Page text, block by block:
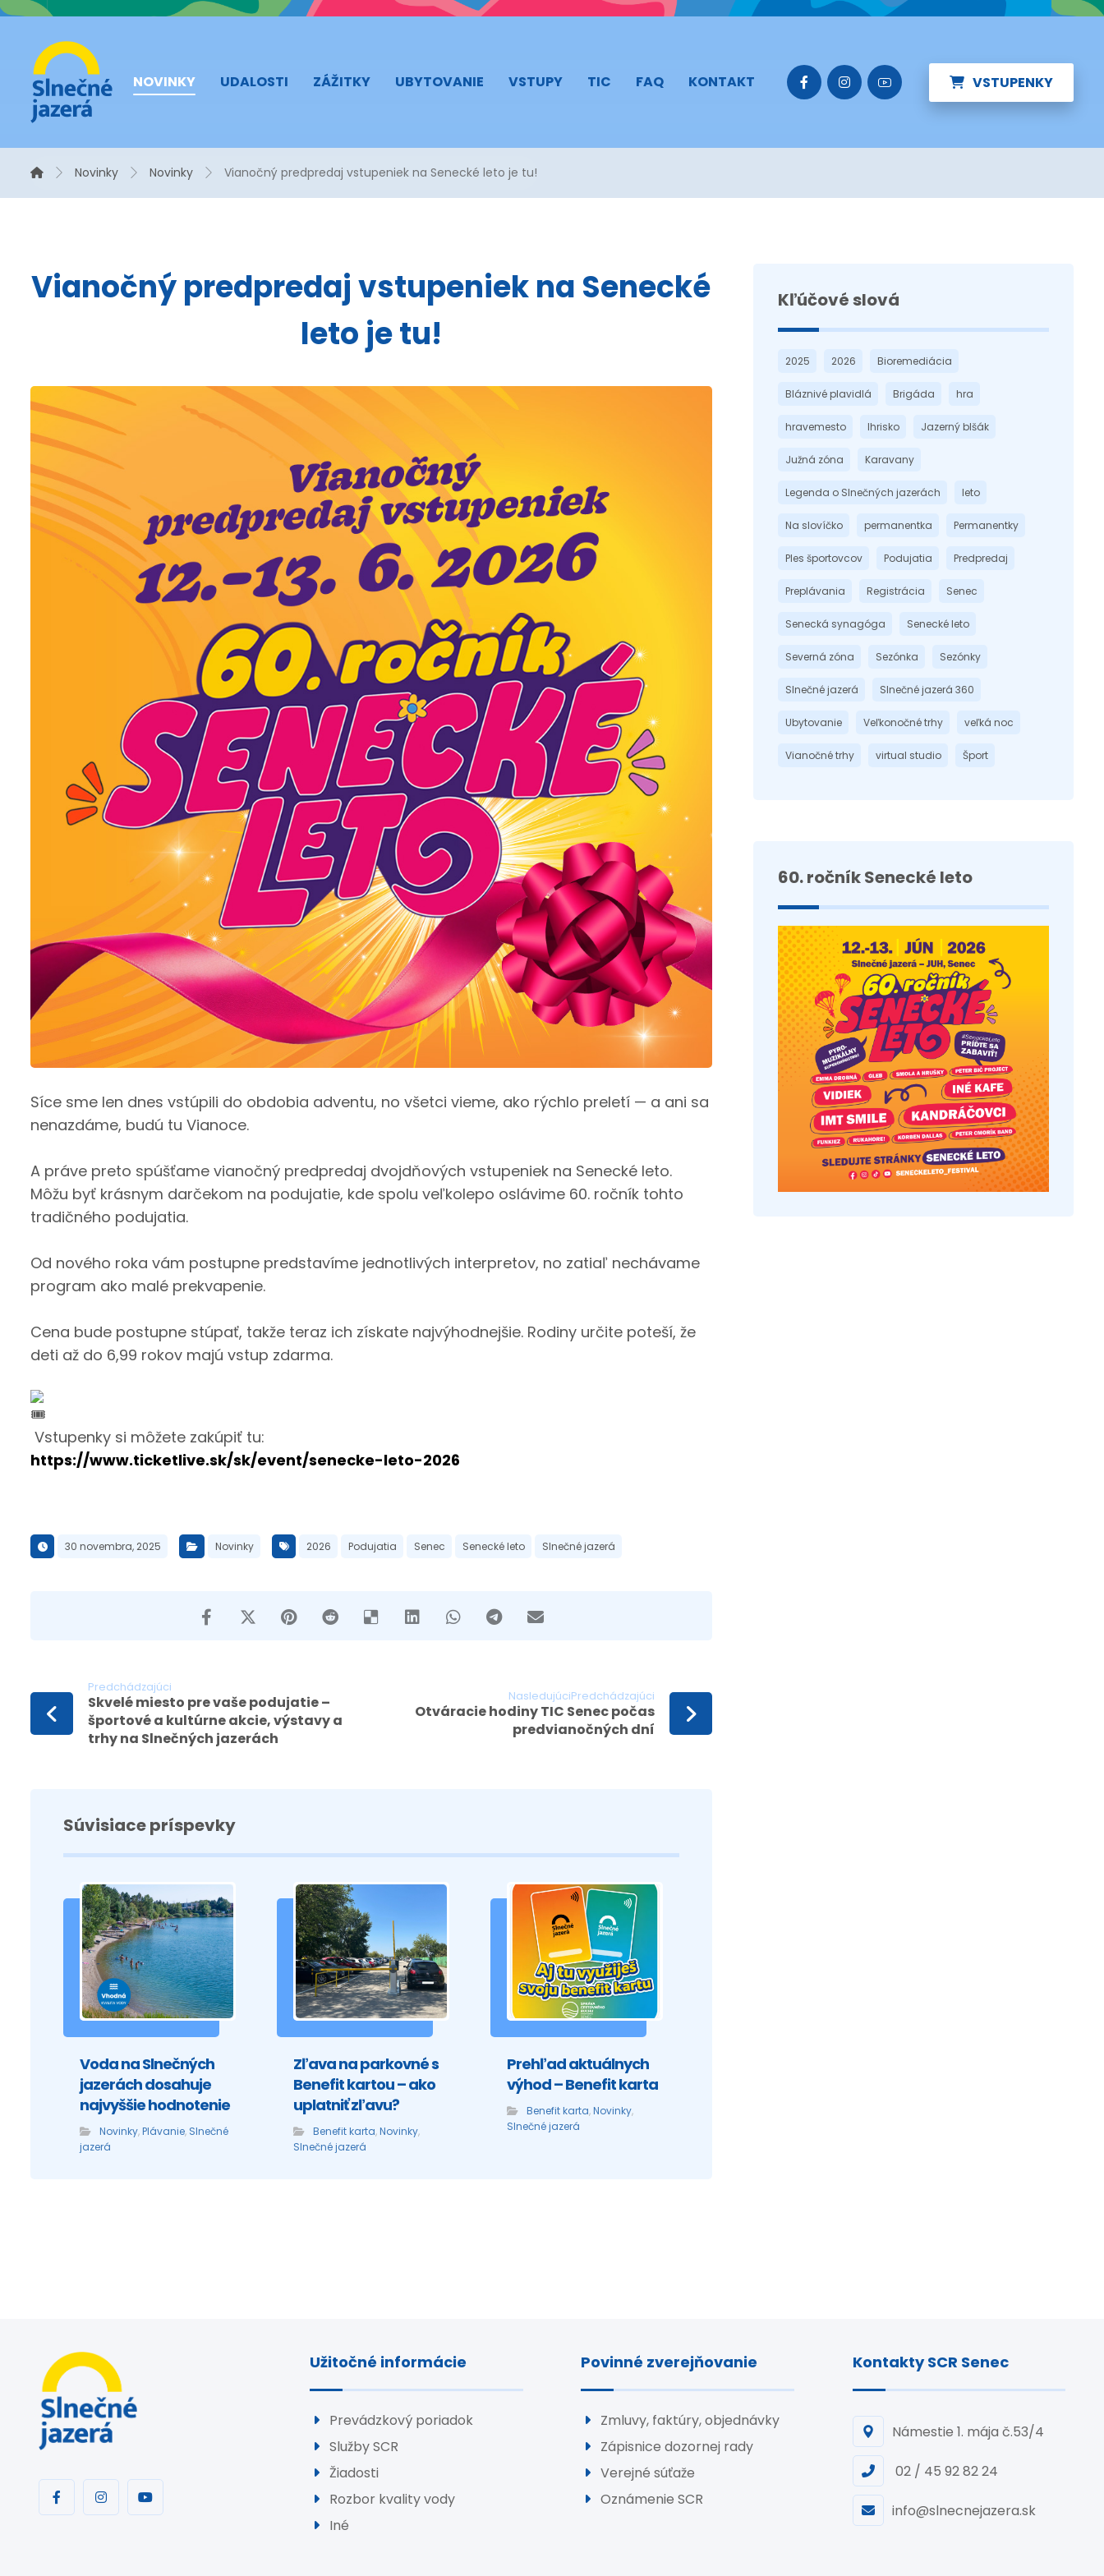
VSTUPENKY
NOVINKY UDALOSTI ZÁŽITKY UBYTOVANIE VSTUPY TIC FAQ KONTAKT
Novinky Novinky Vianočný predpredaj vstupeniek na Senecké leto je tu!
Vianočný predpredaj vstupeniek na Senecké
leto je tu!
Síce sme len dnes vstúpili do obdobia adventu, no všetci vieme, ako rýchlo preletí — a ani sa
nenazdáme, budú tu Vianoce.
A práve preto spúšťame vianočný predpredaj dvojdňových vstupeniek na Senecké leto.
Môžu byť krásnym darčekom na podujatie, kde spolu veľkolepo oslávime 60. ročník tohto
tradičného podujatia.
Od nového roka vám postupne predstavíme jednotlivých interpretov, no zatiaľ nechávame
program ako malé prekvapenie.
Cena bude postupne stúpať, takže teraz ich získate najvýhodnejšie. Rodiny určite poteší, že
deti až do 6,99 rokov majú vstup zdarma.
Vstupenky si môžete zakúpiť tu:
https://www.ticketlive.sk/sk/event/senecke-leto-2026
30 novembra, 2025 Novinky 2026 Podujatia Senec Senecké leto Slnečné jazerá
Predchádzajúci
Skvelé miesto pre vaše podujatie –
športové a kultúrne akcie, výstavy a
trhy na Slnečných jazerách
NasledujúciPredchádzajúci
Otváracie hodiny TIC Senec počas
predvianočných dní
Súvisiace príspevky
Voda na Slnečných
jazerách dosahuje
najvyššie hodnotenie
Novinky,Plávanie, Slnečné
jazerá
Zľava na parkovné s
Benefit kartou – ako
uplatniť zľavu?
Benefit karta,Novinky,
Slnečné jazerá
Prehľad aktuálnych
výhod – Benefit karta
Benefit karta,Novinky,
Slnečné jazerá
Kľúčové slová
2025 2026 Bioremediácia
Bláznivé plavidlá Brigáda hra
hravemesto Ihrisko Jazerný blšák
Južná zóna Karavany
Legenda o Slnečných jazerách leto
Na slovíčko permanentka Permanentky
Ples športovcov Podujatia Predpredaj
Preplávania Registrácia Senec
Senecká synagóga Senecké leto
Severná zóna Sezónka Sezónky
Slnečné jazerá Slnečné jazerá 360
Ubytovanie Veľkonočné trhy veľká noc
Vianočné trhy virtual studio Šport
60. ročník Senecké leto
Užitočné informácie
Prevádzkový poriadok
Služby SCR
Žiadosti
Rozbor kvality vody
Iné
Povinné zverejňovanie
Zmluvy, faktúry, objednávky
Zápisnice dozornej rady
Verejné súťaže
Oznámenie SCR
Kontakty SCR Senec
Námestie 1. mája č.53/4
02 / 45 92 82 24
info@slnecnejazera.sk